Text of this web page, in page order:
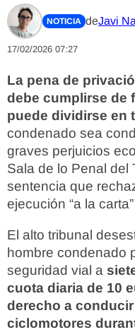
NOTICIA deJavi
17/02/2026 07:27
La pena de
debe cumplirse de
puede dividirse en
condenado sea
graves perjuicios
Sala de lo Penal del
sentencia que
ejecución “a la
El alto tribunal
hombre condenado
seguridad vial a
cuota diaria de 10
derecho a
ciclomotores